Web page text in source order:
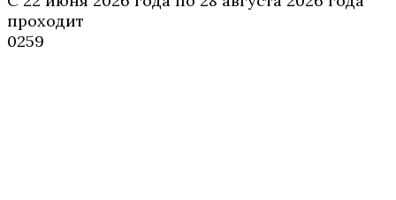
проходит
0259